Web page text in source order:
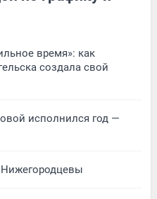
время»: как
создала свой
исполнился год —